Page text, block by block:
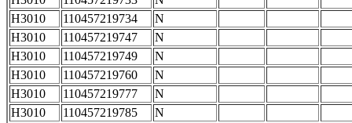
H3010
110457219734
N
H3010
110457219747
N
H3010
110457219749
N
H3010
110457219760
N
H3010
110457219777
N
H3010
110457219785
N